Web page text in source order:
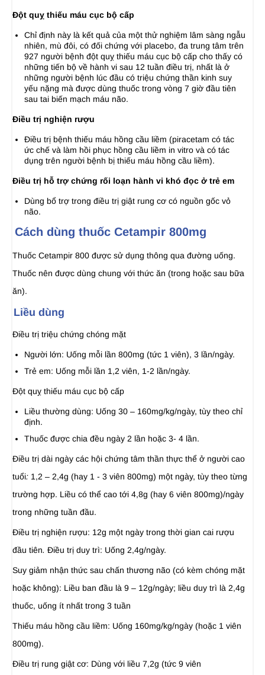
Đột quỵ thiếu máu cục bộ cấp
Chỉ định này là kết quả của một thử nghiệm lâm sàng ngẫu
nhiên, mù đôi, có đối chứng với placebo, đa trung tâm trên
927 người bệnh đột quỵ thiếu máu cục bộ cấp cho thấy có
những tiến bộ về hành vi sau 12 tuần điều trị, nhất là ở
những người bệnh lúc đầu có triệu chứng thần kinh suy
yếu nặng mà được dùng thuốc trong vòng 7 giờ đầu tiên
sau tai biến mạch máu não.
Điều trị nghiện rượu
Điều trị bệnh thiếu máu hồng cầu liềm (piracetam có tác
ức chế và làm hồi phục hồng cầu liềm in vitro và có tác
dụng trên người bệnh bị thiếu máu hồng cầu liềm).
Điều trị hỗ trợ chứng rối loạn hành vi khó đọc ở trẻ em
Dùng bổ trợ trong điều trị giật rung cơ có nguồn gốc vỏ
não.
Cách dùng thuốc Cetampir 800mg
Thuốc Cetampir 800 được sử dụng thông qua đường uống.
Thuốc nên được dùng chung với thức ăn (trong hoặc sau bữa
ăn).
Liều dùng
Điều trị triệu chứng chóng mặt
Người lớn: Uống mỗi lần 800mg (tức 1 viên), 3 lần/ngày.
Trẻ em: Uống mỗi lần 1,2 viên, 1-2 lần/ngày.
Đột quỵ thiếu máu cục bộ cấp
Liều thường dùng: Uống 30 – 160mg/kg/ngày, tùy theo chỉ
định.
Thuốc được chia đều ngày 2 lần hoặc 3- 4 lần.
Điều trị dài ngày các hội chứng tâm thần thực thể ở người cao
tuổi: 1,2 – 2,4g (hay 1 - 3 viên 800mg) một ngày, tùy theo từng
trường hợp. Liều có thể cao tới 4,8g (hay 6 viên 800mg)/ngày
trong những tuần đầu.
Điều trị nghiện rượu: 12g một ngày trong thời gian cai rượu
đầu tiên. Điều trị duy trì: Uống 2,4g/ngày.
Suy giảm nhận thức sau chấn thương não (có kèm chóng mặt
hoặc không): Liều ban đầu là 9 – 12g/ngày; liều duy trì là 2,4g
thuốc, uống ít nhất trong 3 tuần
Thiếu máu hồng cầu liềm: Uống 160mg/kg/ngày (hoặc 1 viên
800mg).
Điều trị rung giật cơ: Dùng với liều 7,2g (tức 9 viên